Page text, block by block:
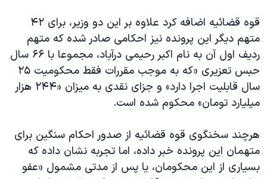
قوه قضائیه اضافه کرد علاوه بر این دو وزیر، برای ۴۲
متهم دیگر این پرونده نیز احکامی صادر شده که متهم
ردیف اول آن به نام اکبر رحیمی درآباد، مجموعا با ۶۶ سال
حبس تعزیری «که به موجب مقررات فقط محکومیت ۲۵
سال قابلیت اجرا دارد» و جزای نقدی به میزان «۲۴۴ هزار
میلیارد تومان» محکوم شده است.
هرچند سخنگوی قوه قضائیه از صدور احکام سنگین برای
متهمان این پرونده خبر داده، اما تجربه نشان داده که
بسیاری از این محکومان، یا پس از مدتی مشمول «عفو